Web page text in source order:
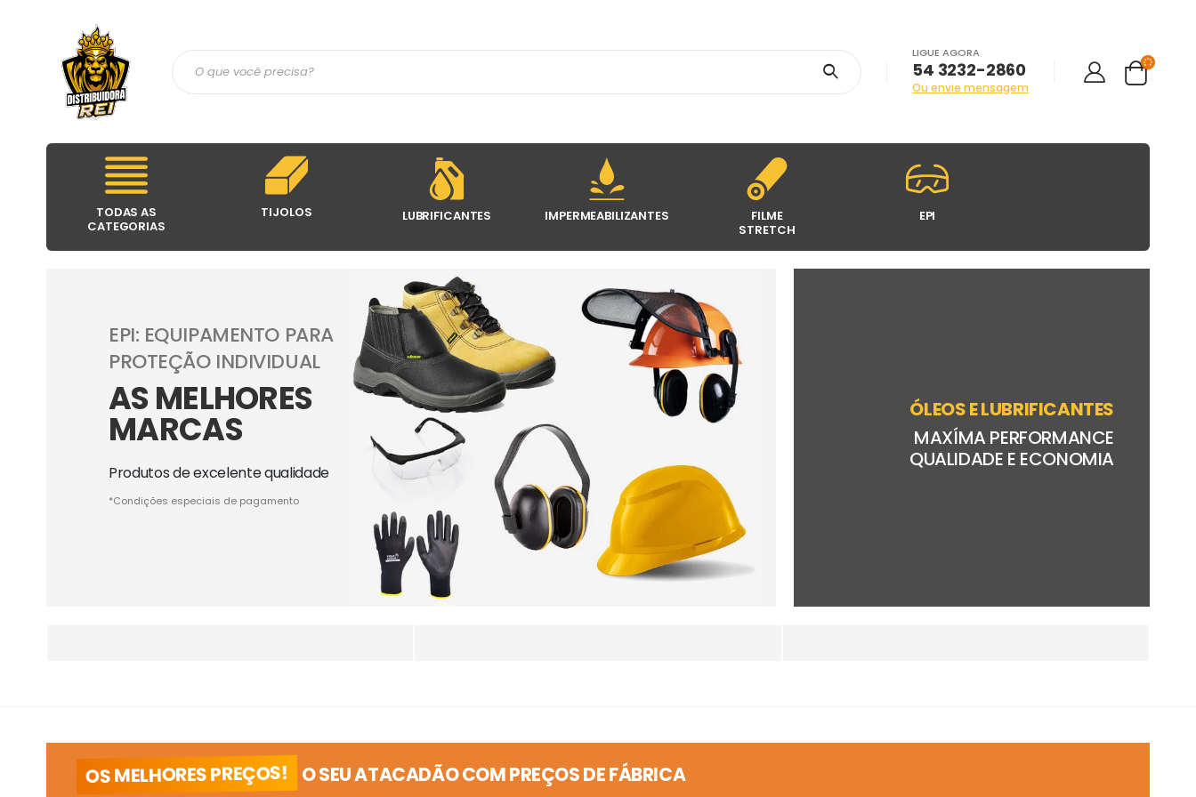
LIGUE AGORA
54 3232-2860
Ou envie mensagem
TODAS AS
CATEGORIAS
TIJOLOS LUBRIFICANTES IMPERMEABILIZANTES
FILME
STRETCH
EPI
EPI: EQUIPAMENTO PARA
PROTEÇÃO INDIVIDUAL
AS MELHORES
MARCAS
Produtos de excelente qualidade
*Condições especiais de pagamento
ÓLEOS E LUBRIFICANTES
MAXÍMA PERFORMANCE
QUALIDADE E ECONOMIA
OS MELHORES PREÇOS! O SEU ATACADÃO COM PREÇOS DE FÁBRICA